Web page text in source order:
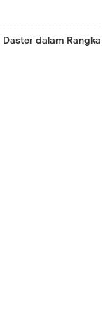
dalam Rangka